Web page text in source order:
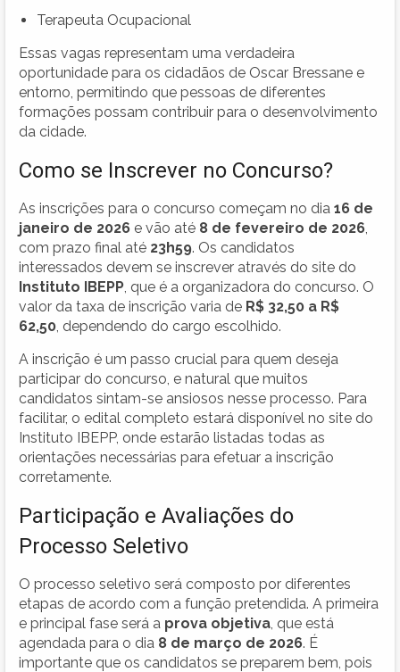
Terapeuta Ocupacional
Essas vagas representam uma verdadeira
oportunidade para os cidadãos de Oscar Bressane e
entorno, permitindo que pessoas de diferentes
formações possam contribuir para o desenvolvimento
da cidade.
Como se Inscrever no Concurso?
As inscrições para o concurso começam no dia 16 de
janeiro de 2026 e vão até 8 de fevereiro de 2026
com prazo final até 23h59. Os candidatos
interessados devem se inscrever através do site do
Instituto IBEPP , que é a organizadora do concurso. O
valor da taxa de inscrição varia de R$ 32,50 a R$
62,50 , dependendo do cargo escolhido.
A inscrição é um passo crucial para quem deseja
participar do concurso, e natural que muitos
candidatos sintam-se ansiosos nesse processo. Para
facilitar, o edital completo estará disponível no site do
Instituto IBEPP, onde estarão listadas todas as
orientações necessárias para efetuar a inscrição
corretamente.
Participação e Avaliações do
Processo Seletivo
O processo seletivo será composto por diferentes
etapas de acordo com a função pretendida. A primeira
e principal fase será a prova objetiva , que está
agendada para o dia 8 de março de 2026. É
importante que os candidatos se preparem bem, pois